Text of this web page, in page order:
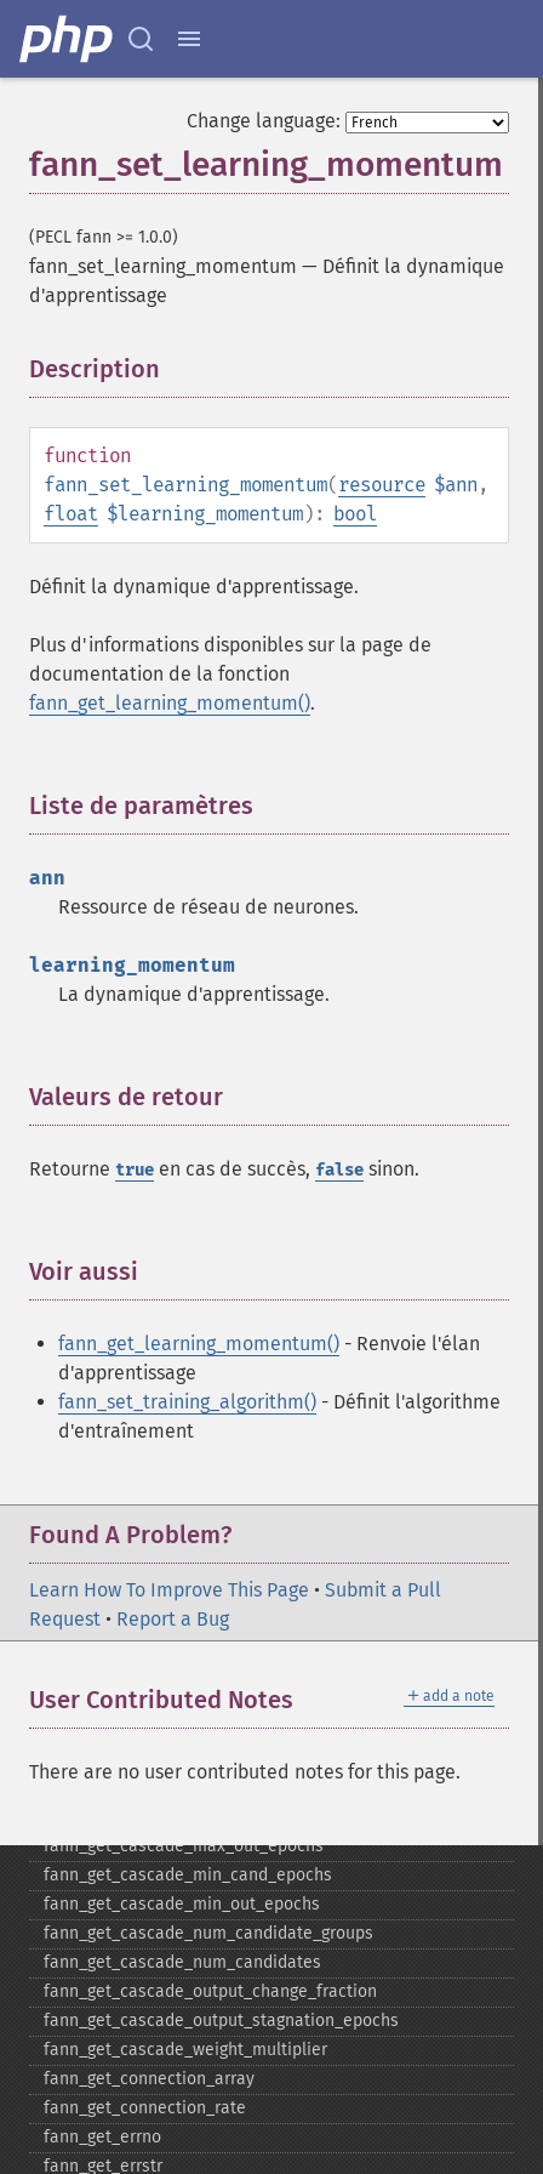
Change language:
fann_set_learning_momentum
(PECL fann >= 1.0.0)
fann_set_learning_momentum — Définit la dynamique
d'apprentissage
Description
function
fann_set_learning_momentum(resource $ann ,
float $learning_momentum): bool
Définit la dynamique d'apprentissage.
Plus d'informations disponibles sur la page de
documentation de la fonction
fann_get_learning_momentum().
Liste de paramètres
ann
Ressource de réseau de neurones.
learning_momentum
La dynamique d'apprentissage.
Valeurs de retour
Retourne true en cas de succès, false sinon.
Voir aussi
fann_get_learning_momentum() - Renvoie l'élan
d'apprentissage
fann_set_training_algorithm() - Définit l'algorithme
d'entraînement
Found A Problem?
Learn How To Improve This Page • Submit a Pull
Request • Report a Bug
＋ add a note
User Contributed Notes
There are no user contributed notes for this page.
Fonctions Fann
fann_​cascadetrain_​on_​data
fann_​clear_​scaling_​params
fann_​copy
fann_​create_​shortcut_​array
fann_​create_​standard
fann_​create_​train_​from_​callback
fann_​descale_​train
fann_​destroy
fann_​destroy_​train
fann_​duplicate_​train_​data
fann_​get_​bias_​array
fann_​get_​bit_​fail_​limit
fann_​get_​cascade_​activation_​functions
fann_​get_​cascade_​activation_​functions_​count
fann_​get_​cascade_​activation_​steepnesses_​count
fann_​get_​cascade_​candidate_​change_​fraction
fann_​get_​cascade_​candidate_​limit
fann_​get_​cascade_​candidate_​stagnation_​epochs
fann_​get_​cascade_​max_​out_​epochs
fann_​get_​cascade_​min_​cand_​epochs
fann_​get_​cascade_​min_​out_​epochs
fann_​get_​cascade_​num_​candidate_​groups
fann_​get_​cascade_​num_​candidates
fann_​get_​cascade_​output_​change_​fraction
fann_​get_​cascade_​output_​stagnation_​epochs
fann_​get_​cascade_​weight_​multiplier
fann_​get_​connection_​array
fann_​get_​connection_​rate
fann_​get_​errno
fann_​get_​errstr